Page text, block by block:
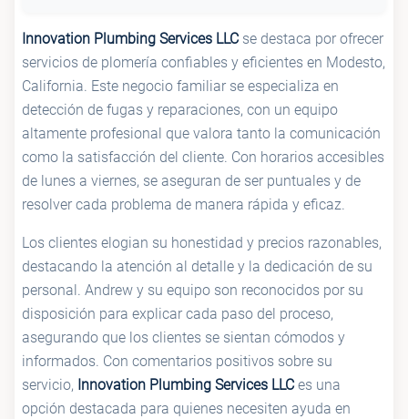
Innovation Plumbing Services LLCse destaca por ofrecer
servicios de plomería confiables y eficientes en Modesto,
California. Este negocio familiar se especializa en
detección de fugas y reparaciones, con un equipo
altamente profesional que valora tanto la comunicación
como la satisfacción del cliente. Con horarios accesibles
de lunes a viernes, se aseguran de ser puntuales y de
resolver cada problema de manera rápida y eficaz.
Los clientes elogian su honestidad y precios razonables,
destacando la atención al detalle y la dedicación de su
personal. Andrew y su equipo son reconocidos por su
disposición para explicar cada paso del proceso,
asegurando que los clientes se sientan cómodos y
informados. Con comentarios positivos sobre su
servicio, Innovation Plumbing Services LLCes una
opción destacada para quienes necesiten ayuda en